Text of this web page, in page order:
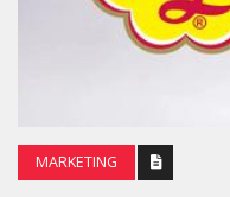
MARKETING